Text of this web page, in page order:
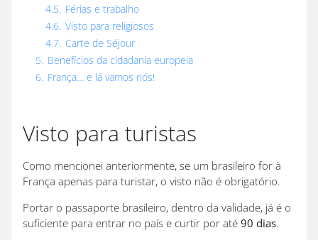
4.5. Férias e trabalho
4.6. Visto para religiosos
4.7. Carte de Séjour
5. Benefícios da cidadania europeia
6. França… e lá vamos nós!
Visto para turistas
Como mencionei anteriormente, se um brasileiro for à
França apenas para turistar, o visto não é obrigatório.
Portar o passaporte brasileiro, dentro da validade, já é o
suficiente para entrar no país e curtir por até 90 dias.